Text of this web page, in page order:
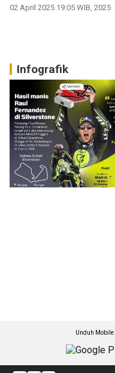
02 April 2025 19:05 WIB, 2025
Infografik
Unduh